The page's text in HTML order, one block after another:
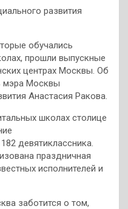
развития
обучались
прошли выпускные
центрах Москвы. Об
мэра Москвы
Анастасия Ракова.
школах столице
девятиклассника.
праздничная
исполнителей и
заботится о том,